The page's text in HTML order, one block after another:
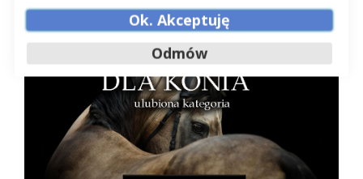
Ok. Akceptuję
Odmów